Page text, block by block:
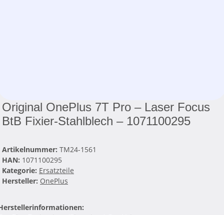
Original OnePlus 7T Pro – Laser Focus
BtB Fixier-Stahlblech – 1071100295
Artikelnummer: TM24-1561
HAN: 1071100295
Kategorie: Ersatzteile
Hersteller: OnePlus